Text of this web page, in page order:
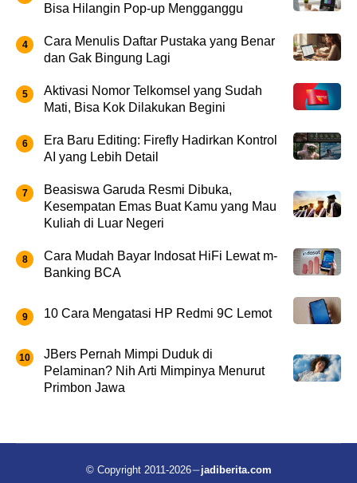
Bisa Hilangin Pop-up Mengganggu
Cara Menulis Daftar Pustaka yang Benar
dan Gak Bingung Lagi
Aktivasi Nomor Telkomsel yang Sudah
Mati, Bisa Kok Dilakukan Begini
Era Baru Editing: Firefly Hadirkan Kontrol
AI yang Lebih Detail
Beasiswa Garuda Resmi Dibuka,
Kesempatan Emas Buat Kamu yang Mau
Kuliah di Luar Negeri
Cara Mudah Bayar Indosat HiFi Lewat m-
Banking BCA
10 Cara Mengatasi HP Redmi 9C Lemot
JBers Pernah Mimpi Duduk di
Pelaminan? Nih Arti Mimpinya Menurut
Primbon Jawa
© Copyright 2011-2026 jadiberita.com